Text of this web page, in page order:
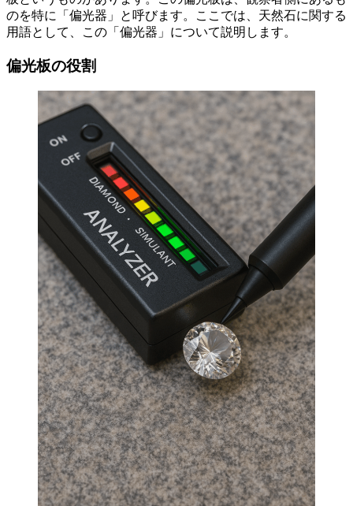
のを特に「偏光器」と呼びます。ここでは、天然石に関する
用語として、この「偏光器」について説明します。
偏光板の役割